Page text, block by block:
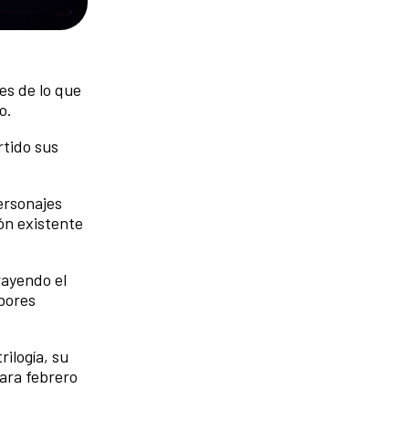
de lo que
sus
existente
el
su
febrero